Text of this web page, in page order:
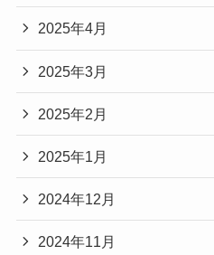
2025年4月
2025年3月
2025年2月
2025年1月
2024年12月
2024年11月